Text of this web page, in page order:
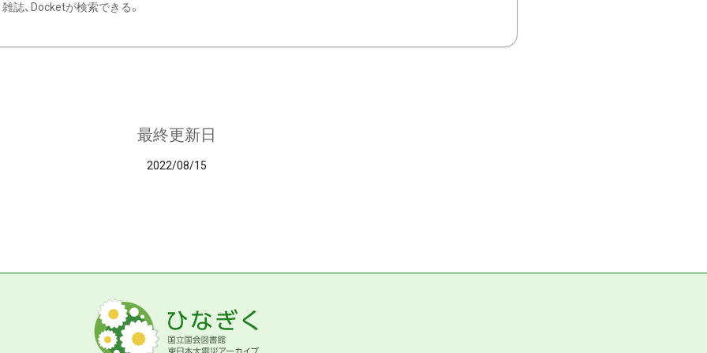
雑誌、Docketが検索できる。
最終更新日
2022/08/15